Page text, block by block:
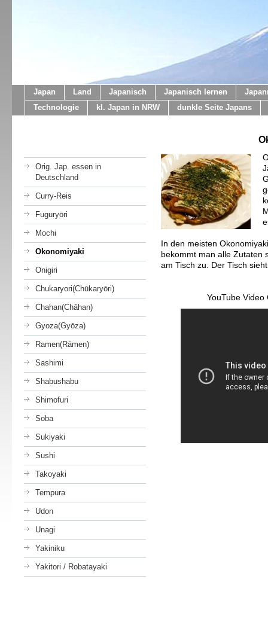
Japan Land Japanisch Japanisch lernen
Technologie
kl. Japan in NRW dunkle Seite Japans
Orig. Jap. essen in
Deutschland
Curry-Reis
Fuguryōri
Mochi
Okonomiyaki
Onigiri
Chukaryori(Chūkaryōri)
Chahan(Chāhan)
Gyoza(Gyōza)
Ramen(Rāmen)
Sashimi
Shabushabu
Shimofuri
Soba
Sukiyaki
Sushi
Takoyaki
Tempura
Udon
Unagi
Yakiniku
Yakitori / Robatayaki
In den meisten
bekommt man alle Zutaten
am Tisch zu. Der Tisch
YouTube